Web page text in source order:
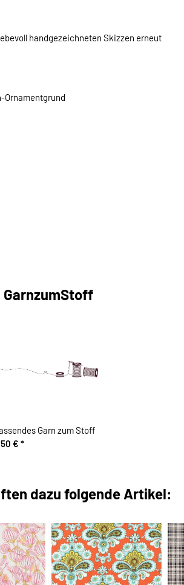
handgezeichneten Skizzen erneut
Ornamentgrund
GarnzumStoff
Garn zum Stoff
€ *
dazu folgende Artikel: